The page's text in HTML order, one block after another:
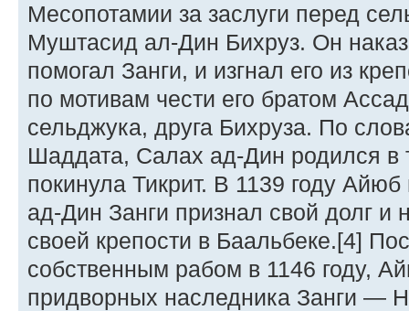
Месопотамии за заслуги перед
Муштасид ал-Дин Бихруз. Он
помогал Занги, и изгнал его из
по мотивам чести его братом
сельджука, друга Бихруза. По
Шаддата, Салах ад-Дин родился в
покинула Тикрит. В 1139 году
ад-Дин Занги признал свой долг
своей крепости в Баальбеке.[4]
собственным рабом в 1146 году,
придворных наследника Занги —